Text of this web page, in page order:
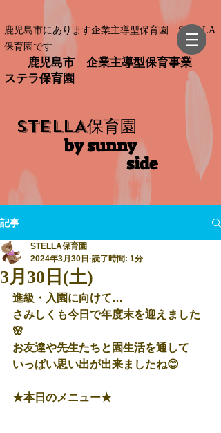
鹿児島市にあります企業主導型保育園 STELLA
保育園です
鹿児島市 企業主導型保育事業
ステラ保育園
STELLA保育園
by sunny
side​
記事
3月30日(土)
STELLA保育園
2024年3月30日 読了時間: 1分
進級・入園に向けて…
さみしくも今日で年度末を迎えました
🌸
お友達や先生たちと園生活を通して
いっぱい思い出が出来ましたね😊
★本日のメニュー★